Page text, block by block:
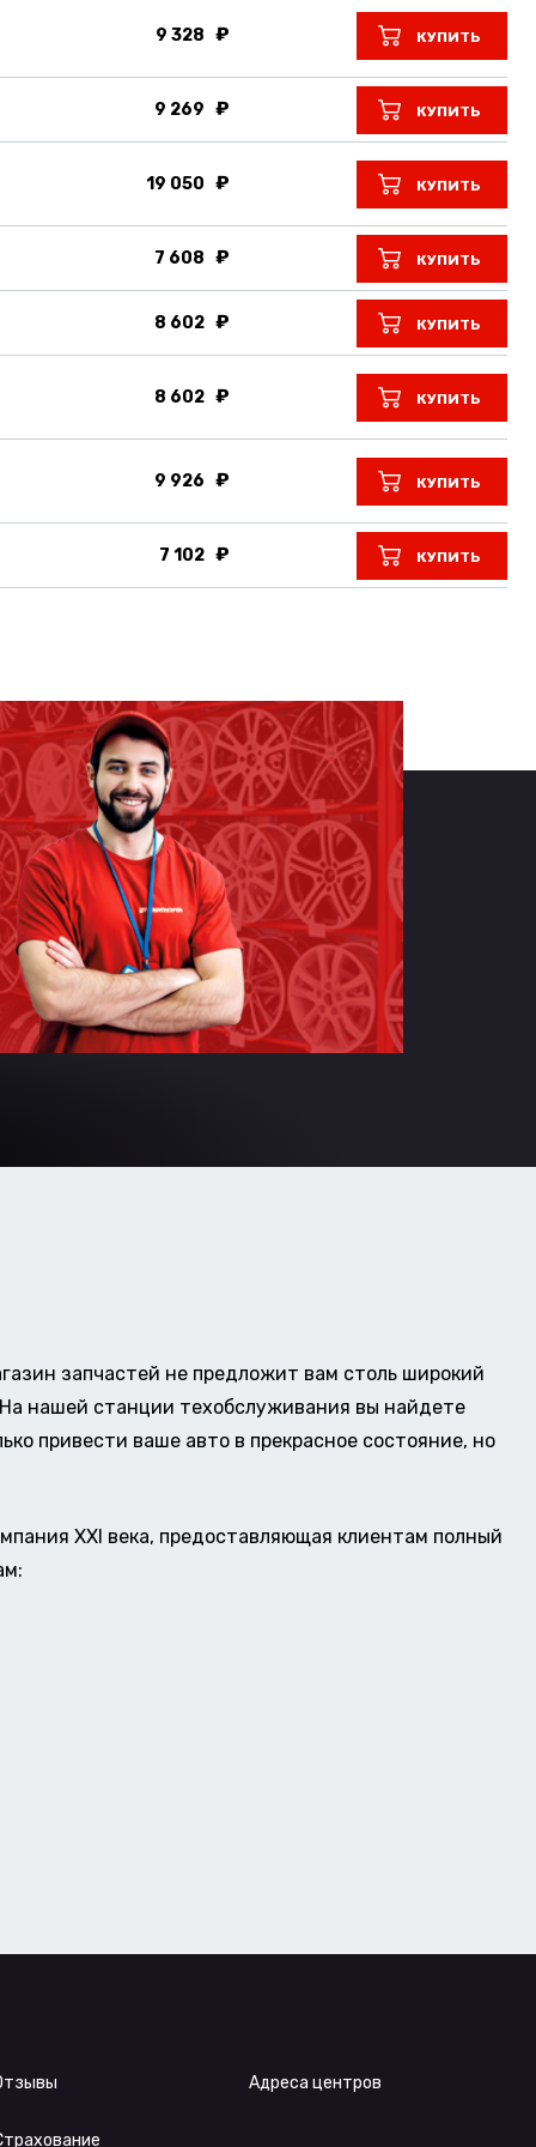
9 328 КУПИТЬ
9 269 КУПИТЬ
19 050 КУПИТЬ
7 608 КУПИТЬ
8 602 КУПИТЬ
8 602 КУПИТЬ
9 926 КУПИТЬ
7 102 КУПИТЬ
запчастей не предложит вам столь широкий
нашей станции техобслуживания вы найдете
привести ваше авто в прекрасное состояние, но
XXI века, предоставляющая клиентам полный
Адреса центров